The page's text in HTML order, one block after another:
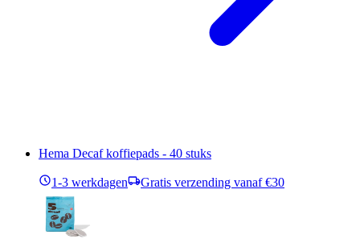
Hema Decaf koffiepads - 40 stuks
1-3 werkdagen Gratis verzending vanaf €30